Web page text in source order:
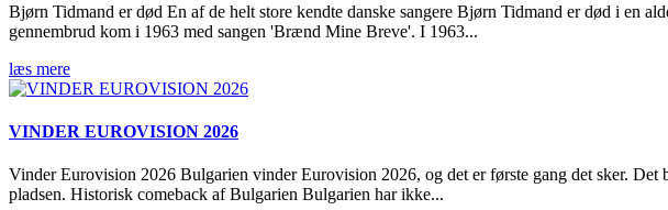
Bjørn Tidmand er død En af de helt store kendte danske sangere Bjørn Tidmand er død i en
gennembrud kom i 1963 med sangen 'Brænd Mine Breve'. I 1963...
læs mere
VINDER EUROVISION 2026
Vinder Eurovision 2026 Bulgarien vinder Eurovision 2026, og det er første gang det sker.
pladsen. Historisk comeback af Bulgarien Bulgarien har ikke...